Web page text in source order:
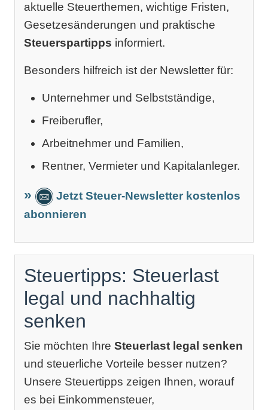
aktuelle Steuerthemen, wichtige Fristen,
Gesetzesänderungen und praktische
Steuerspartipps informiert.
Besonders hilfreich ist der Newsletter für:
Unternehmer und Selbstständige,
Freiberufler,
Arbeitnehmer und Familien,
Rentner, Vermieter und Kapitalanleger.
Jetzt Steuer-Newsletter kostenlos
abonnieren
Steuertipps: Steuerlast
legal und nachhaltig
senken
Sie möchten Ihre Steuerlast legal senken
und steuerliche Vorteile besser nutzen?
Unsere Steuertipps zeigen Ihnen, worauf
es bei Einkommensteuer,